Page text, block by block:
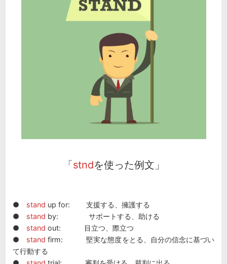
「stndを使った例文」
● stand up for: 支援する、擁護する
● stand by: サポートする、助ける
● stand out: 目立つ、際立つ
● stand firm: 堅実な態度をとる、自分の信念に基づい
て行動する